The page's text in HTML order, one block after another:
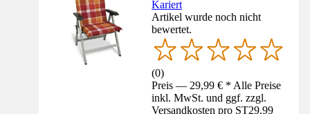
Kariert
Artikel wurde noch nicht
bewertet.
(0)
Preis — 29,99 € * Alle Preise
inkl. MwSt. und ggf. zzgl.
Versandkosten pro ST29,99